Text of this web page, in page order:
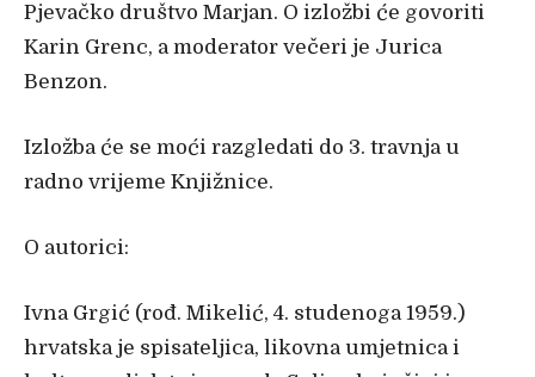
Pjevačko društvo Marjan. O izložbi će govoriti
Karin Grenc, a moderator večeri je Jurica
Benzon.
Izložba će se moći razgledati do 3. travnja u
radno vrijeme Knjižnice.
O autorici:
Ivna Grgić (rođ. Mikelić, 4. studenoga 1959.)
hrvatska je spisateljica, likovna umjetnica i